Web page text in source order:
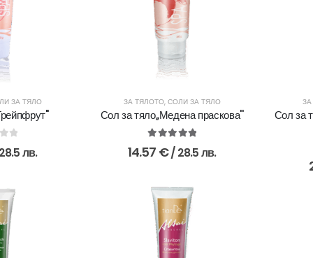
ЗА ТЯЛО
5 лв.
ЗА ТЯЛОТО, СОЛИ ЗА ТЯЛО
Сол за тяло,,Медена праскова''
out of 5
14.57 €/ 28.5 лв.
Сол за